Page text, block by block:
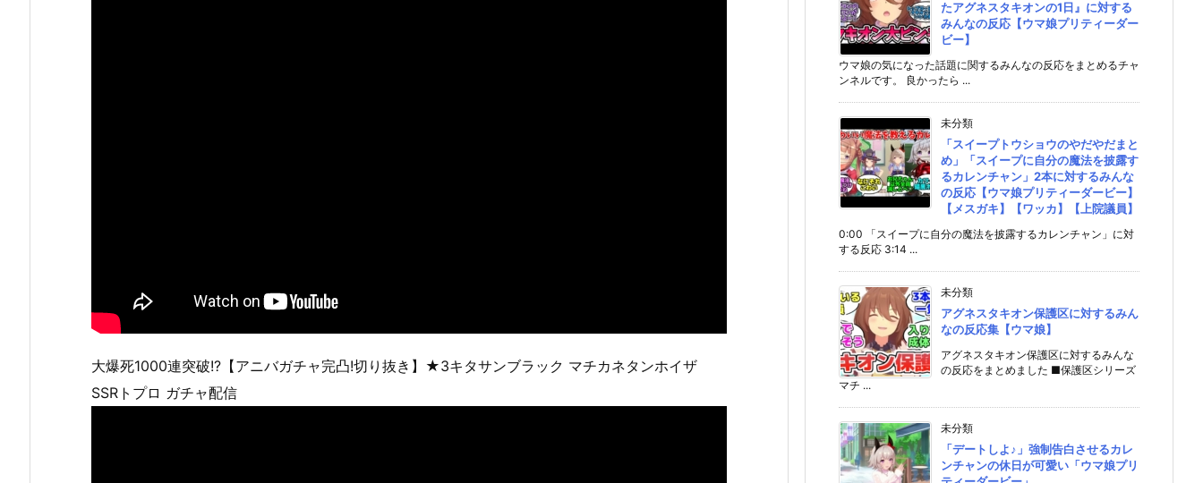
大爆死1000連突破!?【アニバガチャ完凸!切り抜き】★3キタサンブラック マチカネタンホイザ
SSRトプロ ガチャ配信
たアグネスタキオンの1日』に対する
みんなの反応【ウマ娘プリティーダー
ビー】
ウマ娘の気になった話題に関するみんなの反応をまとめるチャ
ンネルです。 良かったら ...
未分類
「スイープトウショウのやだやだまと
め」「スイープに自分の魔法を披露す
るカレンチャン」2本に対するみんな
の反応【ウマ娘プリティーダービー】
【メスガキ】【ワッカ】【上院議員】
0:00 「スイープに自分の魔法を披露するカレンチャン」に対
する反応 3:14 ...
未分類
アグネスタキオン保護区に対するみん
なの反応集【ウマ娘】
アグネスタキオン保護区に対するみんな
の反応をまとめました ■保護区シリーズ
マチ ...
未分類
「デートしよ♪」強制告白させるカレ
ンチャンの休日が可愛い「ウマ娘プリ